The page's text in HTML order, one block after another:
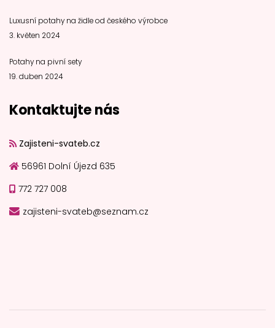
Luxusní potahy na židle od českého výrobce
3. květen 2024
Potahy na pivní sety
19. duben 2024
Kontaktujte nás
Zajisteni-svateb.cz
56961 Dolní Újezd 635
772 727 008
zajisteni-svateb@seznam.cz